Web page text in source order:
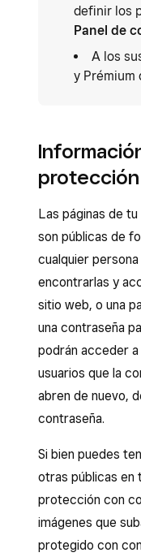
definir los
Panel de
A los
y Prémium
Las páginas de
son públicas de
cualquier
encontrarlas y
sitio web, o una
una contraseña
podrán acceder
usuarios que la
abren de nuevo,
contraseña.
Si bien puedes
otras públicas en
protección con
imágenes que
protegido con